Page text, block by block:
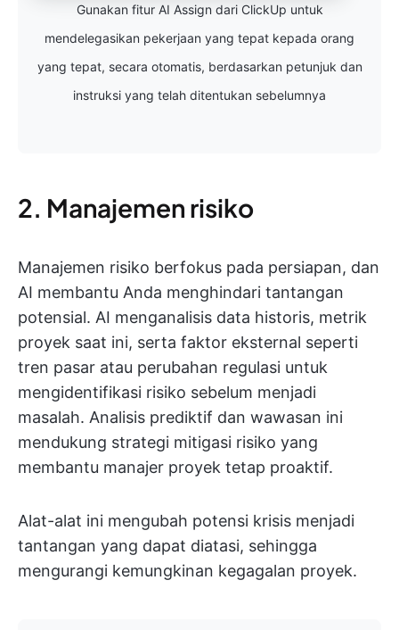
Gunakan fitur AI Assign dari ClickUp untuk
mendelegasikan pekerjaan yang tepat kepada orang
yang tepat, secara otomatis, berdasarkan petunjuk dan
instruksi yang telah ditentukan sebelumnya
2. Manajemen risiko
Manajemen risiko berfokus pada persiapan, dan
AI membantu Anda menghindari tantangan
potensial. AI menganalisis data historis, metrik
proyek saat ini, serta faktor eksternal seperti
tren pasar atau perubahan regulasi untuk
mengidentifikasi risiko sebelum menjadi
masalah. Analisis prediktif dan wawasan ini
mendukung strategi mitigasi risiko yang
membantu manajer proyek tetap proaktif.
Alat-alat ini mengubah potensi krisis menjadi
tantangan yang dapat diatasi, sehingga
mengurangi kemungkinan kegagalan proyek.